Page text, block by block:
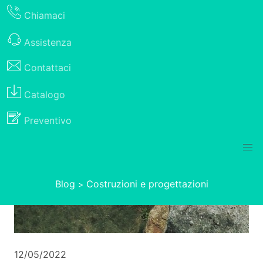
Chiamaci
Assistenza
Contattaci
Catalogo
Preventivo
Blog > Costruzioni e progettazioni
12/05/2022